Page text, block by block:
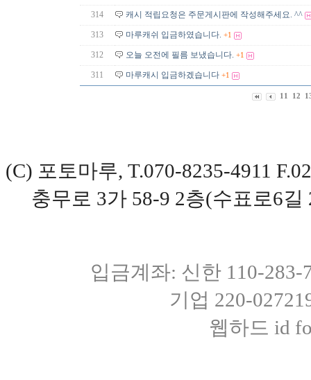
314 캐시 적립요청은 주문게시판에 작성해주세요. ^^
313 마루캐쉬 입금하였습니다. +1
312 오늘 오전에 필름 보냈습니다. +1
311 마루캐시 입금하겠습니다 +1
11 12
(C) 포토마루, T.070-8235-4911
충무로 3가 58-9 2층(수표로6
입금계좌: 신한 110-
기업 220-
웹하드 id